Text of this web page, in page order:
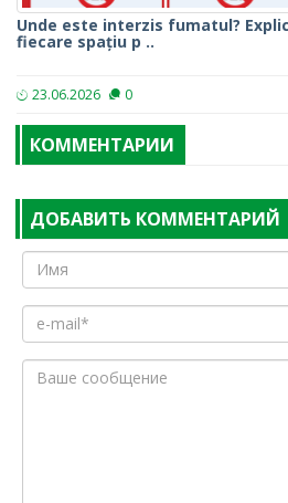
Unde este interzis fumatul?
fiecare spațiu p ..
23.06.2026 0
КОММЕНТАРИИ
ДОБАВИТЬ КОММЕНТАРИЙ